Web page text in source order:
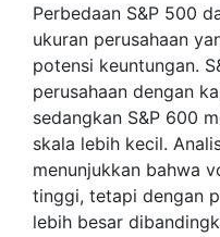
Perbedaan S&P 500
ukuran perusahaan
potensi keuntungan.
perusahaan dengan
sedangkan S&P 600
skala lebih kecil.
menunjukkan bahwa
tinggi, tetapi dengan
lebih besar